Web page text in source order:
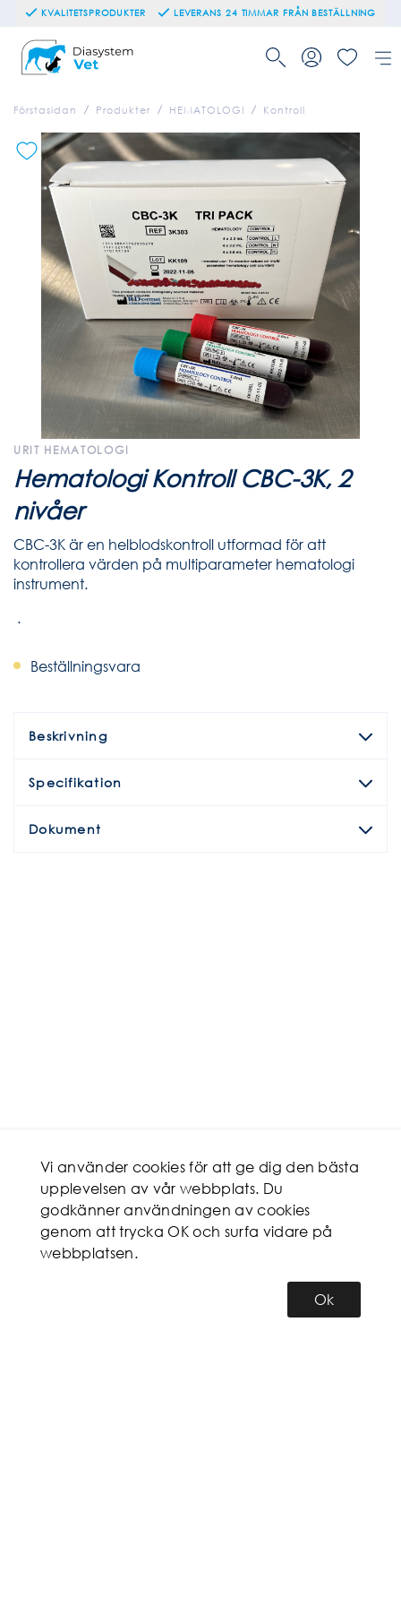
KVALITETSPRODUKTER LEVERANS 24 TIMMAR FRÅN BESTÄLLNING
Förstasidan Produkter HEMATOLOGI Kontroll
URIT HEMATOLOGI
Hematologi Kontroll CBC-3K, 2
nivåer
CBC-3K är en helblodskontroll utformad för att
kontrollera värden på multiparameter hematologi
instrument.
.
Beställningsvara
Beskrivning
Specifikation
Dokument
Vi använder cookies för att ge dig den bästa
upplevelsen av vår webbplats. Du
godkänner användningen av cookies
genom att trycka OK och surfa vidare på
webbplatsen.
Ok